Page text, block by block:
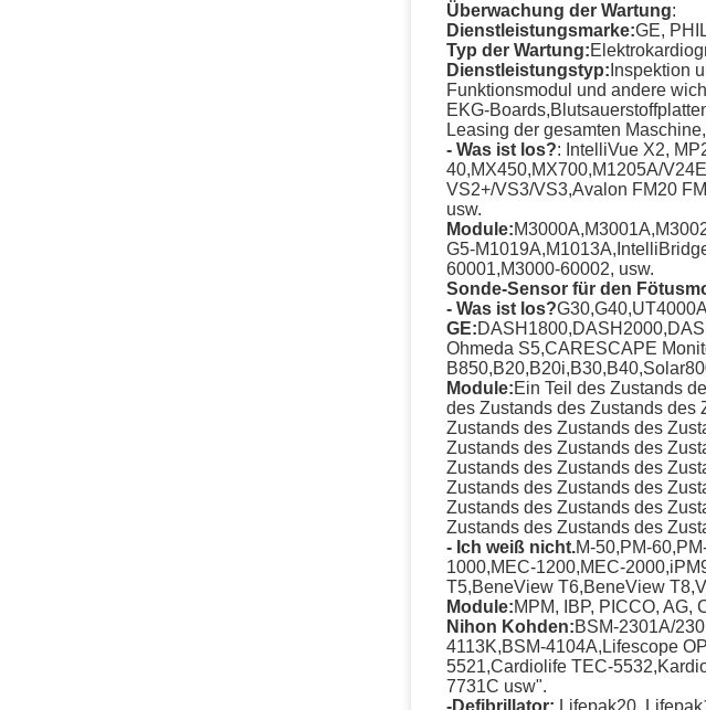
Überwachung der Wartung:
Dienstleistungsmarke:GE,
Typ der Wartung:
Dienstleistungstyp: Inspektion
Funktionsmodul und andere
EKG-
Leasing der gesamten
- Was ist los?: IntelliVue X2,
40,MX450,MX700,M1205A/
VS2+/VS3/VS3,Avalon FM20
usw.
Module:
G5-
60001,M3000-60002, usw.
Sonde-Sensor für den
- Was ist los?
GE:
Ohmeda S5,CARESCAPE
Module:Ein Teil des Zustands
des Zustands des Zustands des
Zustands des Zustands des
Zustands des Zustands des
Zustands des Zustands des
Zustands des Zustands des
Zustands des Zustands des
Zustands des Zustands des
- Ich weiß nicht.M-50,PM-
1000,MEC-1200,MEC-
T5,BeneView T6,BeneView
Module:MPM, IBP, PICCO, AG,
Nihon Kohden:BSM-2301A/
4113K,BSM-4104A,Lifescope
5521,Cardiolife TEC-
7731C usw".